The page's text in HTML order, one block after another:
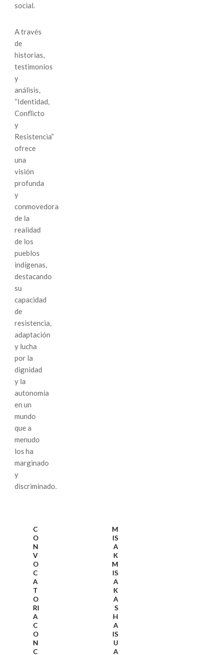
social.
A través
de
historias,
testimonios
y
análisis,
“Identidad,
Conflicto
y
Resistencia”
ofrece
una
visión
profunda
y
conmovedora
de la
realidad
de los
pueblos
indígenas,
destacando
su
capacidad
de
resistencia,
adaptación
y lucha
por la
dignidad
y la
autonomía
en un
mundo
que a
menudo
los ha
marginado
y
discriminado.
C
O
N
V
O
C
A
T
O
RI
A
C
O
N
C
M
IS
A
K
M
IS
A
K
A
S
H
A
IS
U
A